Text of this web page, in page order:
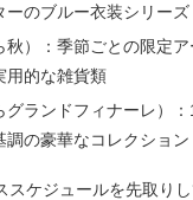
ーのブルー衣装シリーズ
秋）：季節ごとの限定
用的な雑貨類
グランドフィナーレ）
調の豪華なコレクション
スケジュールを先取り